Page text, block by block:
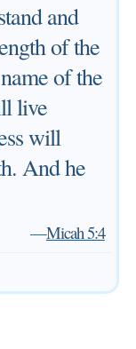
and
of the
of the
live
will
And he
—Micah 5:4